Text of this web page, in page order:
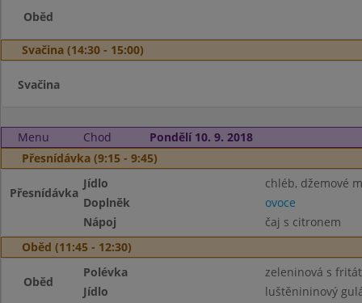
Oběd
Svačina (14:30 - 15:00)
Svačina
Menu Chod
Pondělí 10. 9. 2018
Přesnídávka (9:15 - 9:45)
Přesnídávka
Jídlo
chléb, džemové
Doplněk
ovoce
Nápoj
čaj s citronem
Oběd (11:45 - 12:30)
Oběd
Polévka
zeleninová s
Jídlo
luštěnininový